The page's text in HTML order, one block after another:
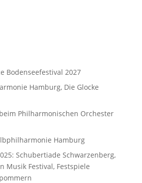
Bodenseefestival 2027
Hamburg, Die Glocke
Philharmonischen Orchester
Hamburg
Schubertiade Schwarzenberg,
Musik Festival, Festspiele